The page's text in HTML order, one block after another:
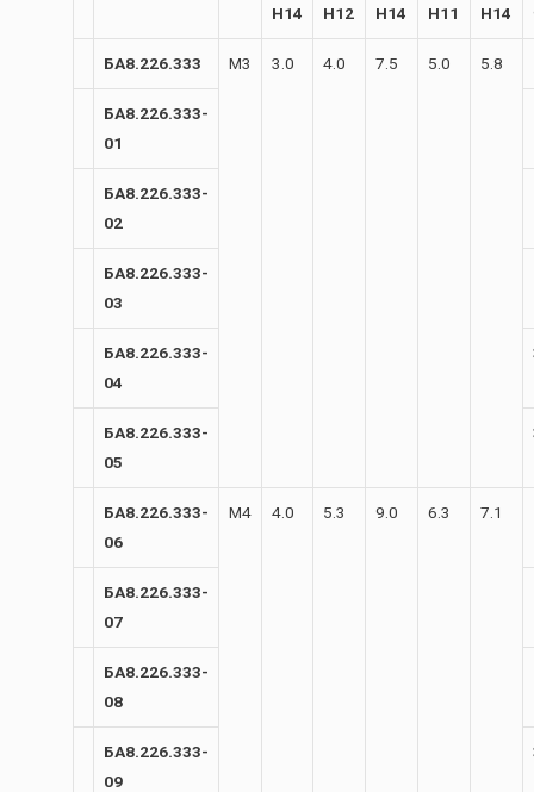
H14
H12
H14
H11
H14
БА8.226.333 М3 3.0 4.0 7.5 5.0 5.8
БА8.226.333-
01
БА8.226.333-
02
БА8.226.333-
03
БА8.226.333-
04
БА8.226.333-
05
БА8.226.333-
06
М4 4.0 5.3 9.0 6.3 7.1
БА8.226.333-
07
БА8.226.333-
08
БА8.226.333-
09